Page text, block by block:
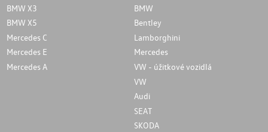
BMW X3
BMW X5
Mercedes C
Mercedes E
Mercedes A
BMW
Bentley
Lamborghini
Mercedes
VW - úžitkové vozidlá
VW
Audi
SEAT
SKODA